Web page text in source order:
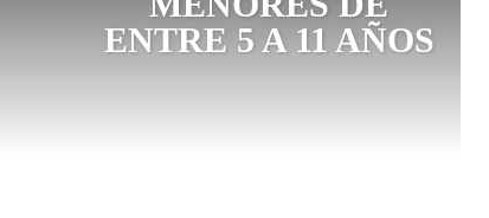
ENTRE 5 A 11 AÑOS